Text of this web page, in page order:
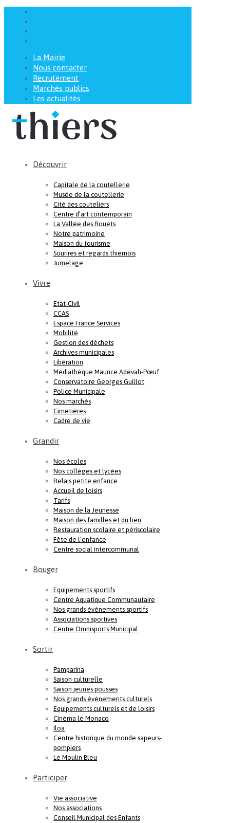
La Mairie
Nous contacter
Recrutement
Marchés publics
Les actualités
Découvrir
Capitale de la coutellerie
Musée de la coutellerie
Cité des couteliers
Centre d’art contemporain
La Vallée des Rouets
Notre patrimoine
Maison du tourisme
Sourires et regards thiernois
Jumelage
Vivre
Etat-Civil
CCAS
Espace France Services
Mobilité
Gestion des déchets
Archives municipales
Libération
Médiathèque Maurice Adevah-Pœuf
Conservatoire Georges Guillot
Police Municipale
Nos marchés
Cimetières
Cadre de vie
Grandir
Nos écoles
Nos collèges et lycées
Relais petite enfance
Accueil de loisirs
Tarifs
Maison de la Jeunesse
Maison des familles et du lien
Restauration scolaire et périscolaire
Fête de l’enfance
Centre social intercommunal
Bouger
Equipements sportifs
Centre Aquatique Communautaire
Nos grands évènements sportifs
Associations sportives
Centre Omnisports Municipal
Sortir
Pamparina
Saison culturelle
Saison jeunes pousses
Nos grands événements culturels
Equipements culturels et de loisirs
Cinéma le Monaco
Iloa
Centre historique du monde sapeurs-
pompiers
Le Moulin Bleu
Participer
Vie associative
Nos associations
Conseil Municipal des Enfants